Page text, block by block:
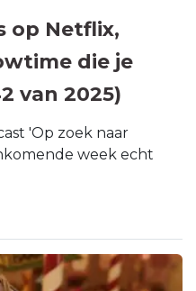
op Netflix,
die je
van 2025)
'Op zoek naar
week echt